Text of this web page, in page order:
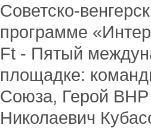
Советско-
программе
Ft - Пятый
площадке:
Союза, Герой ВНР
Николаевич